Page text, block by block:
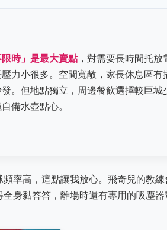
限時」是最大賣點，對需要長時間托放
力小很多。空間寬敞，家長休息區有
。但地點獨立，周邊餐飲選擇較巨城
備水壺點心。
率高，這點讓我放心。飛奇兒的教
身黏答答，離場時還有專用的吸塵